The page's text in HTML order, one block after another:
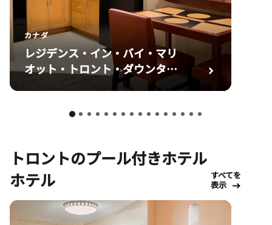
カナダ
レジデンス・イン・バイ・マリ
オット・トロント・ダウンタウ
ン/エンターテインメント・デ
トロントのプール付きホテル
ホテル
すべてを
表示